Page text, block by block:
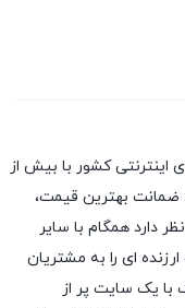
اینترنتی کشور با بیش از
ضمانت بهترین قیمت،
دارد همگام با سایر
ای را به مشتریان
با یک سایت پر از